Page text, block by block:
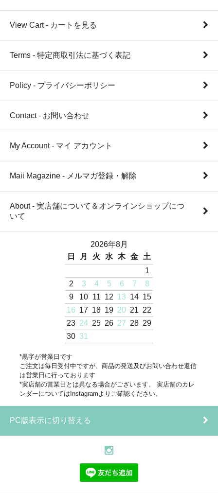
View Cart - カートを見る
Terms - 特定商取引法に基づく表記
Policy - プライバシーポリシー
Contact - お問い合わせ
My Account - マイ アカウント
Maii Magazine - メルマガ登録・解除
About - 実店舗について＆オンラインショップにつ
いて
2026年8月
日
月 火 水 木 金
土
1
2
3 4 5 6 7
8
9
10 11 12 13 14 15
16 17 18 19 20 21 22
23 24 25 26 27 28 29
30 31
*黒字が営業日です
ご注文は毎日受付中ですが、商品の発送及びお問い合わせ返信
は営業日に行っております
*実店舗の営業日とは異なる場合がございます。 実店舗のカレ
ンダーについてはInstagramよりご確認ください。
PC版表示に切り替える